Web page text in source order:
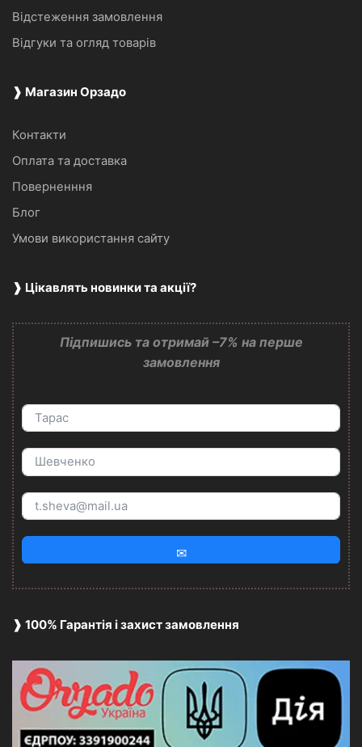
Відстеження замовлення
Відгуки та огляд товарів
❱ Магазин Орзадо
Контакти
Оплата та доставка
Поверненння
Блог
Умови використання сайту
❱ Цікавлять новинки та акції?
Підпишись та отримай –7% на перше
замовлення
✉
❱ 100% Гарантія і захист замовлення